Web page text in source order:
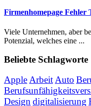
Firmenhomepage Fehler
Viele Unternehmen, aber
Potenzial, welches eine ...
Beliebte Schlagworte
Apple Arbeit Auto
Design digitalisierung